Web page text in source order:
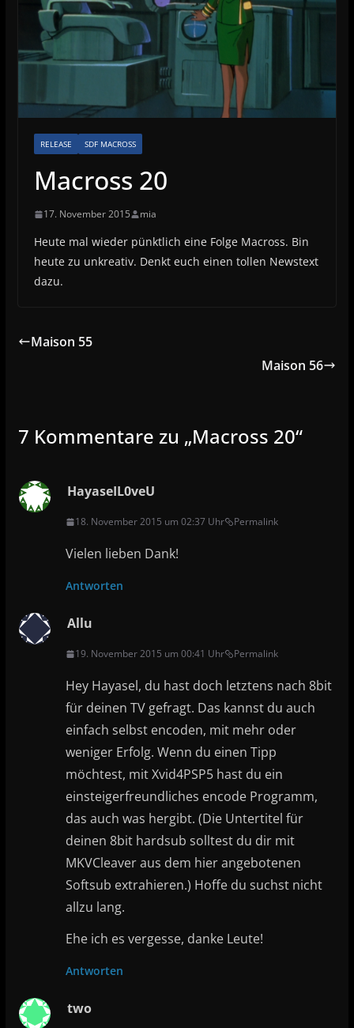
RELEASE SDF MACROSS
Macross 20
17. November 2015 mia
Heute mal wieder pünktlich eine Folge Macross. Bin
heute zu unkreativ. Denkt euch einen tollen Newstext
dazu.
Maison 55
Maison 56
7 Kommentare zu „Macross 20“
HayaseIL0veU
18. November 2015 um 02:37 Uhr Permalink
Vielen lieben Dank!
Antworten
Allu
19. November 2015 um 00:41 Uhr Permalink
Hey Hayasel, du hast doch letztens nach 8bit
für deinen TV gefragt. Das kannst du auch
einfach selbst encoden, mit mehr oder
weniger Erfolg. Wenn du einen Tipp
möchtest, mit Xvid4PSP5 hast du ein
einsteigerfreundliches encode Programm,
das auch was hergibt. (Die Untertitel für
deinen 8bit hardsub solltest du dir mit
MKVCleaver aus dem hier angebotenen
Softsub extrahieren.) Hoffe du suchst nicht
allzu lang.
Ehe ich es vergesse, danke Leute!
Antworten
two